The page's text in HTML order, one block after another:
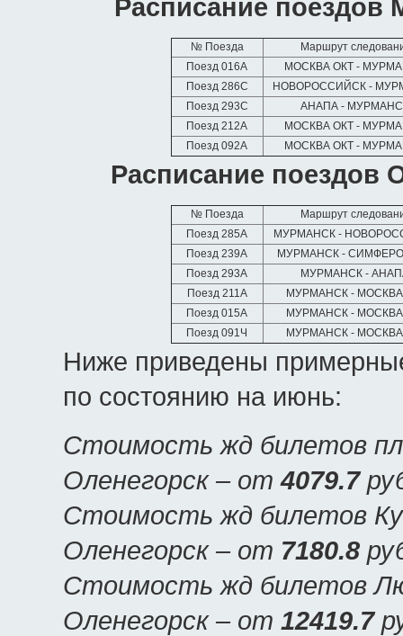
Расписание поездов
№ Поезда
Маршрут
Поезд 016А
МОСКВА ОКТ -
Поезд 286С
НОВОРОССИЙСК -
Поезд 293С
АНАПА -
Поезд 212А
МОСКВА ОКТ -
Поезд 092А
МОСКВА ОКТ -
Расписание поездов
№ Поезда
Маршрут
Поезд 285А
МУРМАНСК -
Поезд 239А
МУРМАНСК -
Поезд 293А
МУРМАНСК -
Поезд 211А
МУРМАНСК -
Поезд 015А
МУРМАНСК -
Поезд 091Ч
МУРМАНСК -
Ниже приведены
по состоянию на июнь:
Стоимость жд билетов
Оленегорск – от4079.7
Стоимость жд билетов
Оленегорск – от 7180.8
Стоимость жд билетов
Оленегорск – от 12419.7